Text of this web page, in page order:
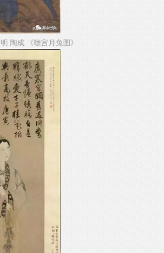
明 陶成 《蟾宫月兔图》